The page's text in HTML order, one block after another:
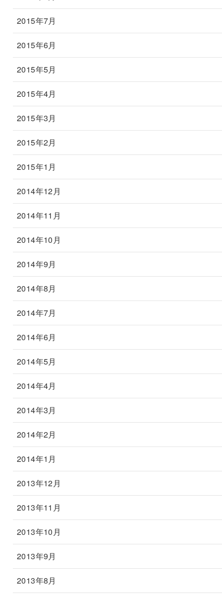
2015年7月
2015年6月
2015年5月
2015年4月
2015年3月
2015年2月
2015年1月
2014年12月
2014年11月
2014年10月
2014年9月
2014年8月
2014年7月
2014年6月
2014年5月
2014年4月
2014年3月
2014年2月
2014年1月
2013年12月
2013年11月
2013年10月
2013年9月
2013年8月